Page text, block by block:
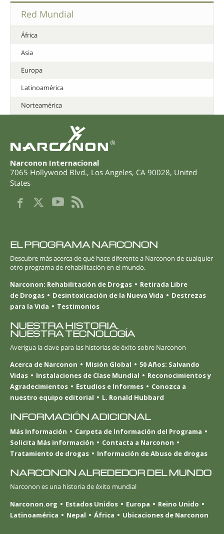
Red Mundial
África
Asia
Europa
Latinoamérica
Norteamérica
®
Narconon Internacional
7065 Hollywood Blvd., Los Angeles, CA 90028, United
States
EL PROGRAMA NARCONON
Descubre más acerca de qué hace diferente a Narconon de cualquier
otro programa de rehabilitación en el mundo.
Narconon: Rehabilitación de Drogas
Retirada Libre
de Drogas
Desintoxicación de la Nueva Vida
Destrezas
para la Vida
Testimonios
NUESTRA HISTORIA.
NUESTRA TECNOLOGÍA
Averigua la clave para las historias de éxito sobre Narconon
Acerca de Narconon
Misión Global
50 Años: Salvando
Vidas
Instalaciones de Clase Mundial
Reconocimientos y
Agradecimientos
Estudios e Informes
Conozca a
nuestro equipo editorial
L. Ronald Hubbard
INFORMACIÓN ADICIONAL
Más Información
Carpeta de Información del Programa
Solicita Más información
Contacta a Narconon
Tratamiento de drogas
Información de Abuso de drogas
NARCONON ALREDEDOR DEL MUNDO
Narconon es una historia de éxito mundial
Narconon.org
Estados Unidos Europa
Reino Unido
Latinoamérica
Nepal África Ubicaciones de Narconon